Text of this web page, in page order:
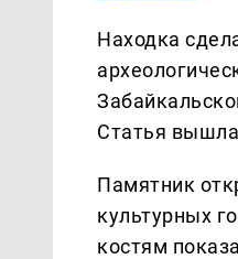
Находка
Статья вышла
Памятник
культурных
костям